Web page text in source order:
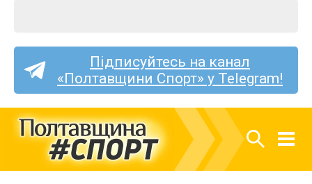
Підписуйтесь на канал
«Полтавщини Спорт» у Telegram!